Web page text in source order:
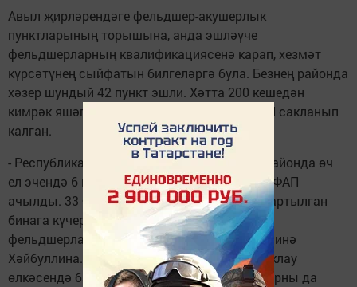
Авыл җирләрендәге фельдшер-акушерлык
пунктларының торышына, анда эшләүче
фельдшерларның квалификациясенә карап, хезмәт
күрсәтүнең сыйфатын билгеләргә була. Безнең районда
хәзер шундый 42 пункт эшли. Хәтта 200 кешедән
кимрәк яшәгән торак пунктларда да 16 ФАП сакланып
калган.
- Республика программасы буенча безнең районда өч
ел эчендә 6 модульле һәм 1 күп функцияле ФАП
ачылды. 33 ФАП төзекләндерелде, ә 2се яңартылган
бинага күчерелде, - дип сөйли бу уңайдан
фельдшерларның район советы рәисе Гөлфинә
Хәйбуллина. - Республикада сәламәтлек саклау
өлкәсендә барган модернизацияләү, ФАПларны да